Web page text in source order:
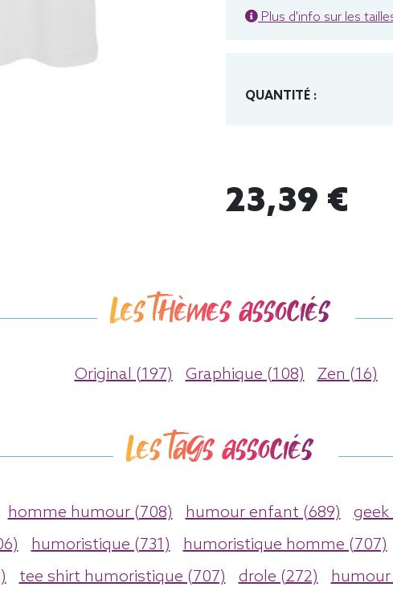
Plus d'info sur les
QUANTITÉ :
23,39 €
Les thèmes associés
Original (197) Graphique (108) Zen (16)
Les tags associés
homme humour (708) humour enfant (689) geek
humoristique (731) humoristique homme (707)
tee shirt humoristique (707) drole (272) humour